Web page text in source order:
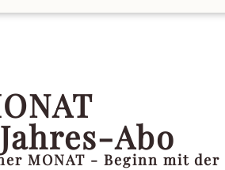
Abo
MONAT - Beginn mit der